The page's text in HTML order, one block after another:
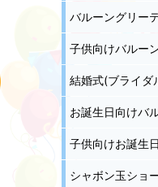
バルーングリー
子供向けバルー
結婚式(ブライダ
お誕生日向けバ
子供向けお誕生
シャボン玉ショ